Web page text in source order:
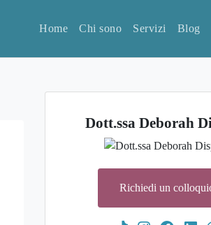
Home Chi sono Servizi Blog
Dott.ssa Deborah
Richiedi un